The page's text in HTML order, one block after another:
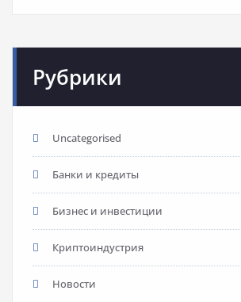
Рубрики
Uncategorised
Банки и кредиты
Бизнес и инвестиции
Криптоиндустрия
Новости